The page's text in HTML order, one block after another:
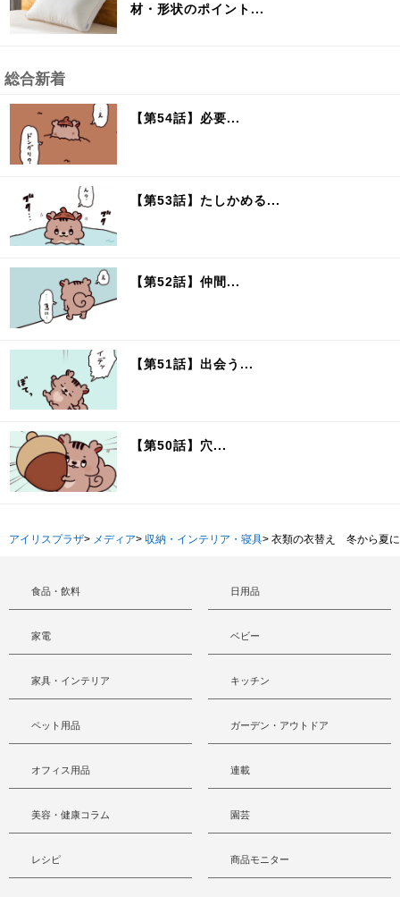
材・形状のポイント...
総合新着
【第54話】必要...
【第53話】たしかめる...
【第52話】仲間...
【第51話】出会う...
【第50話】穴...
アイリスプラザ> メディア> 収納・インテリア・寝具> 衣類の衣替え 冬から夏
食品・飲料 日用品
家電 ベビー
家具・インテリア キッチン
ペット用品 ガーデン・アウトドア
オフィス用品 連載
美容・健康コラム 園芸
レシピ 商品モニター